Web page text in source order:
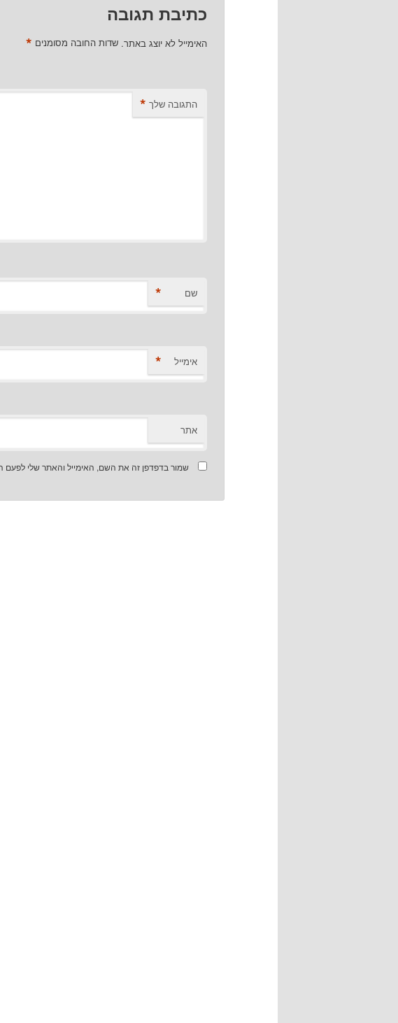
כתיבת תגובה
האימייל לא יוצג באתר. שדות החובה מסומנים *
התגובה שלך *
שם *
אימייל *
אתר
שמור בדפדפן זה את השם, האימייל והאתר שלי לפעם